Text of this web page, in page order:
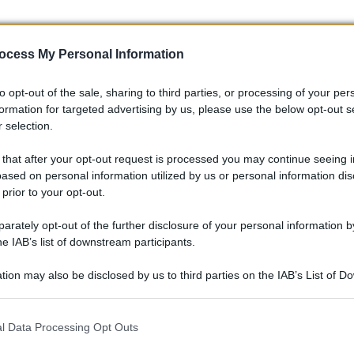
My Personal Information
opt-out of the sale, sharing to third parties, or processing of your
for targeted advertising by us, please use the below opt-out
selection.
that after your opt-out request is processed you may continue seeing
on personal information utilized by us or personal information
to your opt-out.
opt-out of the further disclosure of your personal information
IAB’s list of downstream participants.
may also be disclosed by us to third parties on the IAB’s List of
including but not limited to your visit or usage behaviour. You may
Data Processing Opt Outs
i carburanti sintetici come soluzione definitiva?
dimenticate di usare l’hashtag#CarburantiSostenibili